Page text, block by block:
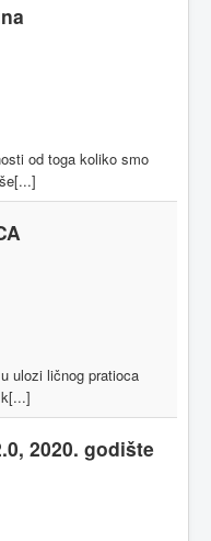
od toga koliko smo
ulozi ličnog pratioca
2020. godište